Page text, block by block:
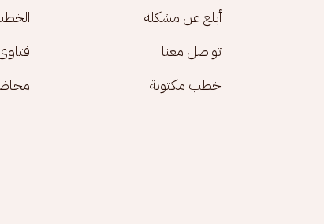
أبلغ عن مشكلة
تواصل معنا
خطب مكتوبة